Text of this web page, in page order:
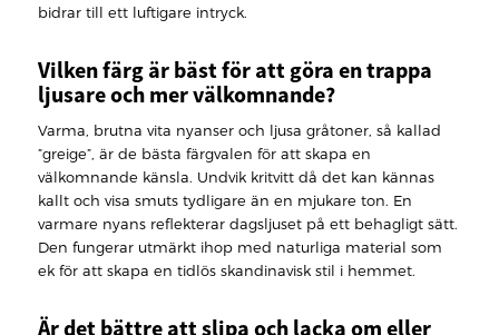
bidrar till ett luftigare intryck.
Vilken färg är bäst för att göra en trappa
ljusare och mer välkomnande?
Varma, brutna vita nyanser och ljusa gråtoner, så kallad
”greige”, är de bästa färgvalen för att skapa en
välkomnande känsla. Undvik kritvitt då det kan kännas
kallt och visa smuts tydligare än en mjukare ton. En
varmare nyans reflekterar dagsljuset på ett behagligt sätt.
Den fungerar utmärkt ihop med naturliga material som
ek för att skapa en tidlös skandinavisk stil i hemmet.
Är det bättre att slipa och lacka om eller